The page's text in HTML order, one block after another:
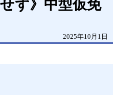
ず》中型仮免
2025年10月1日